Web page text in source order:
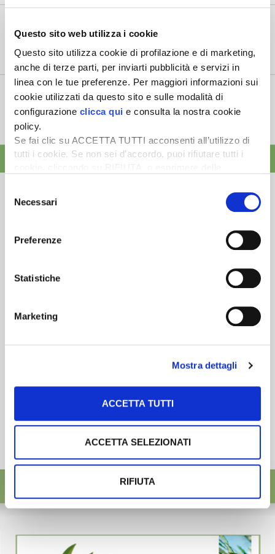
Questo sito web utilizza i cookie
Questo sito utilizza cookie di profilazione e di marketing,
anche di terze parti, per inviarti pubblicità e servizi in
linea con le tue preferenze. Per maggiori informazioni sui
cookie utilizzati da questo sito e sulle modalità di
configurazione clicca qui e consulta la nostra cookie
policy.
Se fai clic su ACCETTA TUTTI acconsenti all’utilizzo di
tutti i cookie. Se non sei d’accordo, puoi rifiutare tutti i
desideri accettare e cliccando ACCETTA SELEZIONATI.
delNecessari
Preferenze
Statistiche
Marketing
Mostra dettagli
ACCETTA TUTTI
ACCETTA SELEZIONATI
RIFIUTA
5 Agosto 2026
Nel 2025, in Italia, l’agricoltura 4.0 è tornata al valore
record di 2,5 mili...
Saldi Pac: ogni anno entro fine gennaio
L’erogazione dei pagamenti della Pac in base a una
tempistica predefinita e r...
ALTRE NEWS